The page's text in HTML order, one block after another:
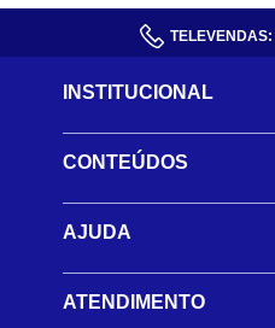
TELEVENDAS:
INSTITUCIONAL
CONTEÚDOS
AJUDA
ATENDIMENTO